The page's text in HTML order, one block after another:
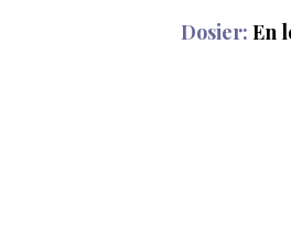
Dosier: En